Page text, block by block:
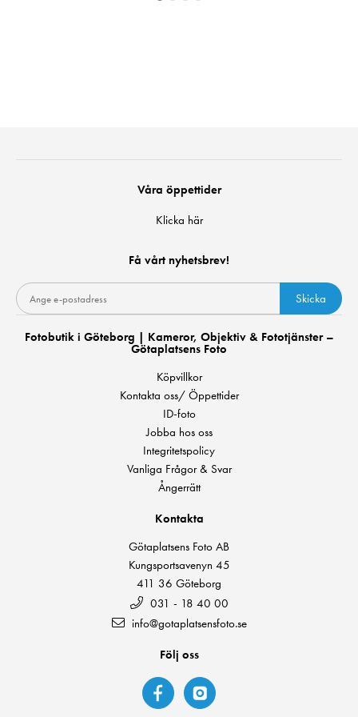
Våra öppettider
Klicka här
Få vårt nyhetsbrev!
Skicka
Fotobutik i Göteborg | Kameror, Objektiv & Fototjänster –
Götaplatsens Foto
Köpvillkor
Kontakta oss/ Öppettider
ID-foto
Jobba hos oss
Integritetspolicy
Vanliga Frågor & Svar
Ångerrätt
Kontakta
Götaplatsens Foto AB
Kungsportsavenyn 45
411 36 Göteborg
031 - 18 40 00
info@gotaplatsensfoto.se
Följ oss